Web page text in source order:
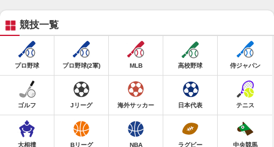
競技一覧
プロ野球 プロ野球(2軍) MLB 高校野球 侍ジャパン
ゴルフ Jリーグ 海外サッカー 日本代表 テニス
大相撲 Bリーグ NBA ラグビー 中央競馬